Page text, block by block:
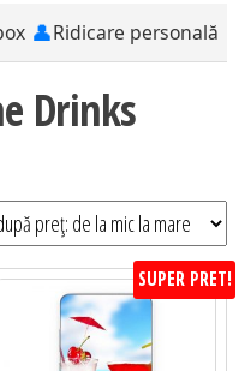
👤Ridicare personală
Drinks
SUPER PRET!